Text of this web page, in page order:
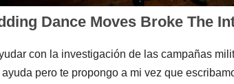
con la investigación de las campañas
ayuda pero te propongo a mi vez que